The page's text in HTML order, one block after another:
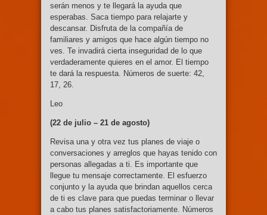
serán menos y te llegará la ayuda que
esperabas. Saca tiempo para relajarte y
descansar. Disfruta de la compañía de
familiares y amigos que hace algún tiempo no
ves. Te invadirá cierta inseguridad de lo que
verdaderamente quieres en el amor. El tiempo
te dará la respuesta. Números de suerte: 42,
17, 26.
Leo
(22 de julio – 21 de agosto)
Revisa una y otra vez tus planes de viaje o
conversaciones y arreglos que hayas tenido con
personas allegadas a ti. Es importante que
llegue tu mensaje correctamente. El esfuerzo
conjunto y la ayuda que brindan aquellos cerca
de ti es clave para que puedas terminar o llevar
a cabo tus planes satisfactoriamente. Números